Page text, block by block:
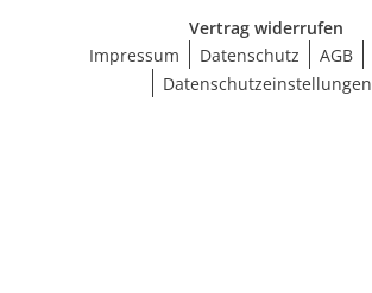
Vertrag widerrufen
Impressum
Datenschutz AGB
Datenschutzeinstellungen